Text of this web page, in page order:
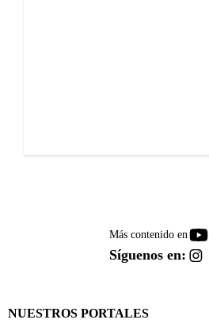
Más contenido en
Síguenos en:
NUESTROS PORTALES